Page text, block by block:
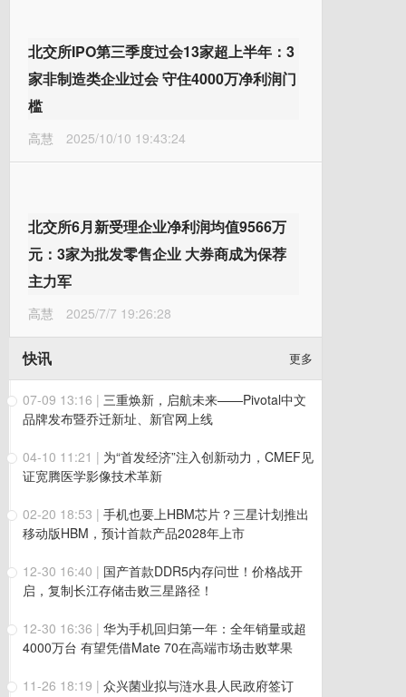
北交所IPO第三季度过会13家超上半年：3
家非制造类企业过会 守住4000万净利润门
槛
高慧 2025/10/10 19:43:24
北交所6月新受理企业净利润均值9566万
元：3家为批发零售企业 大券商成为保荐
主力军
高慧 2025/7/7 19:26:28
快讯 更多
07-09 13:16 | 三重焕新，启航未来——Pivotal中文
品牌发布暨乔迁新址、新官网上线
04-10 11:21 | 为“首发经济”注入创新动力，CMEF见
证宽腾医学影像技术革新
02-20 18:53 | 手机也要上HBM芯片？三星计划推出
移动版HBM，预计首款产品2028年上市
12-30 16:40 | 国产首款DDR5内存问世！价格战开
启，复制长江存储击败三星路径！
12-30 16:36 | 华为手机回归第一年：全年销量或超
4000万台 有望凭借Mate 70在高端市场击败苹果
11-26 18:19 | 众兴菌业拟与涟水县人民政府签订